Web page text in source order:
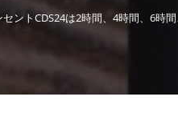
ントCDS24は2時間、4時間、6時